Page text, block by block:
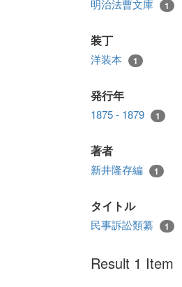
明治法曹文庫 1
装丁
洋装本 1
発行年
1875 - 1879 1
著者
新井隆存編 1
タイトル
民事訴訟類纂 1
Result 1 Item